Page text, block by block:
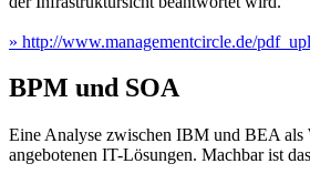
» http://www.managementcircle.de/
BPM und SOA
Eine Analyse zwischen IBM und BEA als
angebotenen IT-Lösungen. Machbar ist